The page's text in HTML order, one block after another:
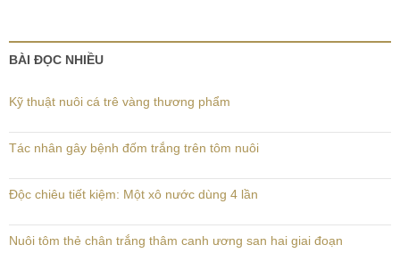
BÀI ĐỌC NHIỀU
Kỹ thuật nuôi cá trê vàng thương phẩm
Tác nhân gây bệnh đốm trắng trên tôm nuôi
Độc chiêu tiết kiệm: Một xô nước dùng 4 lần
Nuôi tôm thẻ chân trắng thâm canh ương san hai giai đoạn